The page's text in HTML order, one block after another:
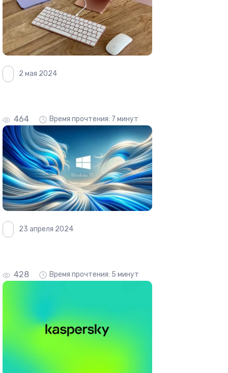
2 мая 2024
464 Время прочтения: 7 минут
23 апреля 2024
428 Время прочтения: 5 минут